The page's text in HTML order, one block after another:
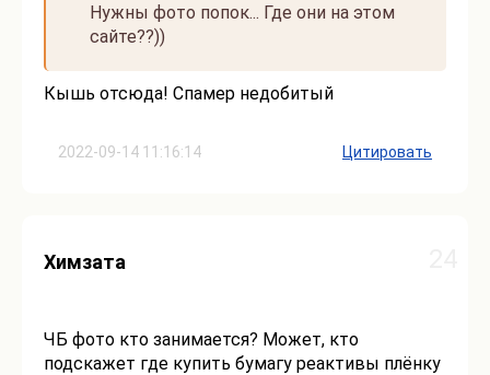
2022-09-14 11:16:14
Нужны фото попок... Где они на этом
сайте??))
Кышь отсюда! Спамер недобитый
Цитировать
Химзата
ЧБ фото кто занимается? Может, кто
подскажет где купить бумагу реактивы плёнку